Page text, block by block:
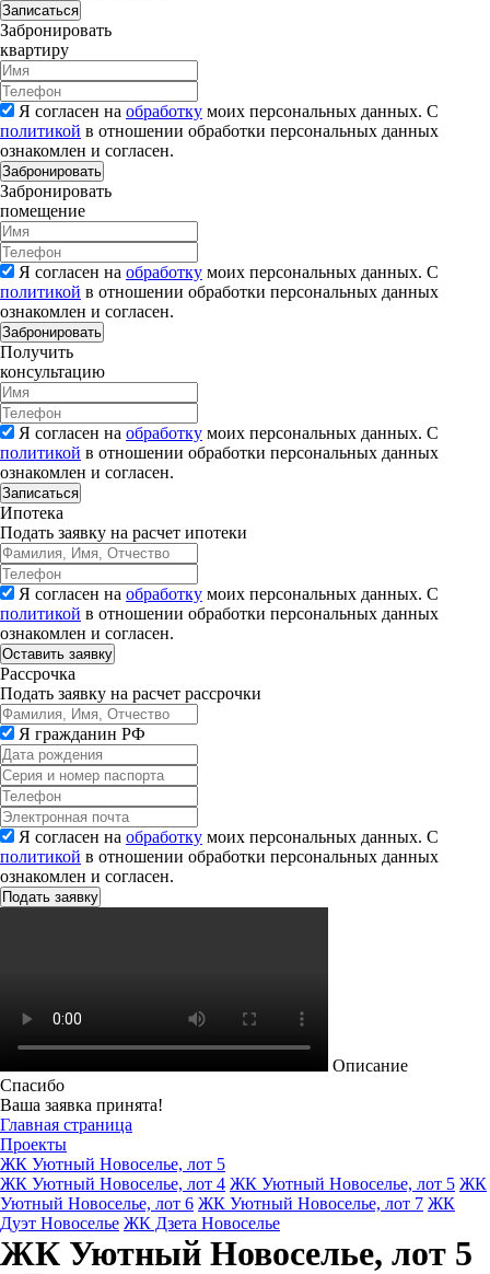
Записаться
Забронировать
квартиру
Я согласен на обработку моих персональных данных. С
политикой в отношении обработки персональных данных
ознакомлен и согласен.
Забронировать
Забронировать
помещение
Я согласен на обработку моих персональных данных. С
политикой в отношении обработки персональных данных
ознакомлен и согласен.
Забронировать
Получить
консультацию
Я согласен на обработку моих персональных данных. С
политикой в отношении обработки персональных данных
ознакомлен и согласен.
Записаться
Ипотека
Подать заявку на расчет ипотеки
Я согласен на обработку моих персональных данных. С
политикой в отношении обработки персональных данных
ознакомлен и согласен.
Рассрочка
Подать заявку на расчет рассрочки
Я гражданин РФ
Я согласен на обработку моих персональных данных. С
политикой в отношении обработки персональных данных
ознакомлен и согласен.
Описание
Спасибо
Ваша заявка принята!
Главная страница
Проекты
ЖК Уютный Новоселье, лот 5
ЖК Уютный Новоселье, лот 4 ЖК Уютный Новоселье, лот 5 ЖК
Уютный Новоселье, лот 6 ЖК Уютный Новоселье, лот 7 ЖК
Дуэт Новоселье ЖК Дзета Новоселье
ЖК Уютный Новоселье, лот 5